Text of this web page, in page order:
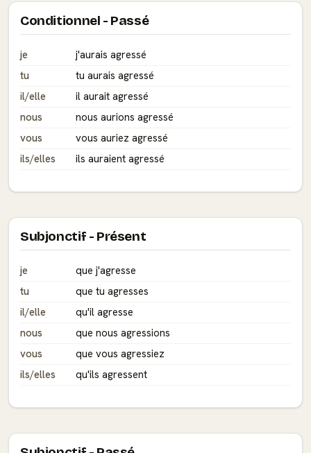
Conditionnel - Passé
je
j'aurais agressé
tu
tu aurais agressé
il/elle
il aurait agressé
nous
nous aurions agressé
vous
vous auriez agressé
ils/elles
ils auraient agressé
Subjonctif - Présent
je
que j'agresse
tu
que tu agresses
il/elle
qu'il agresse
nous
que nous agressions
vous
que vous agressiez
ils/elles
qu'ils agressent